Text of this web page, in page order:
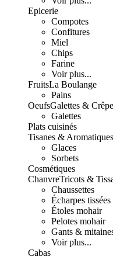
Epicerie
Compotes
Confitures
Miel
Chips
Farine
Voir plus...
FruitsLa Boulange
Pains
OeufsGalettes &
Galettes
Plats cuisinés
Tisanes & Aromatiques
Glaces
Sorbets
Cosmétiques
ChanvreTricots &
Chaussettes
Écharpes tissées
Étoles mohair
Pelotes mohair
Gants &
Voir plus...
Cabas